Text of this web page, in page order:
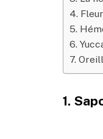
4.
5.
6.
7.
1.